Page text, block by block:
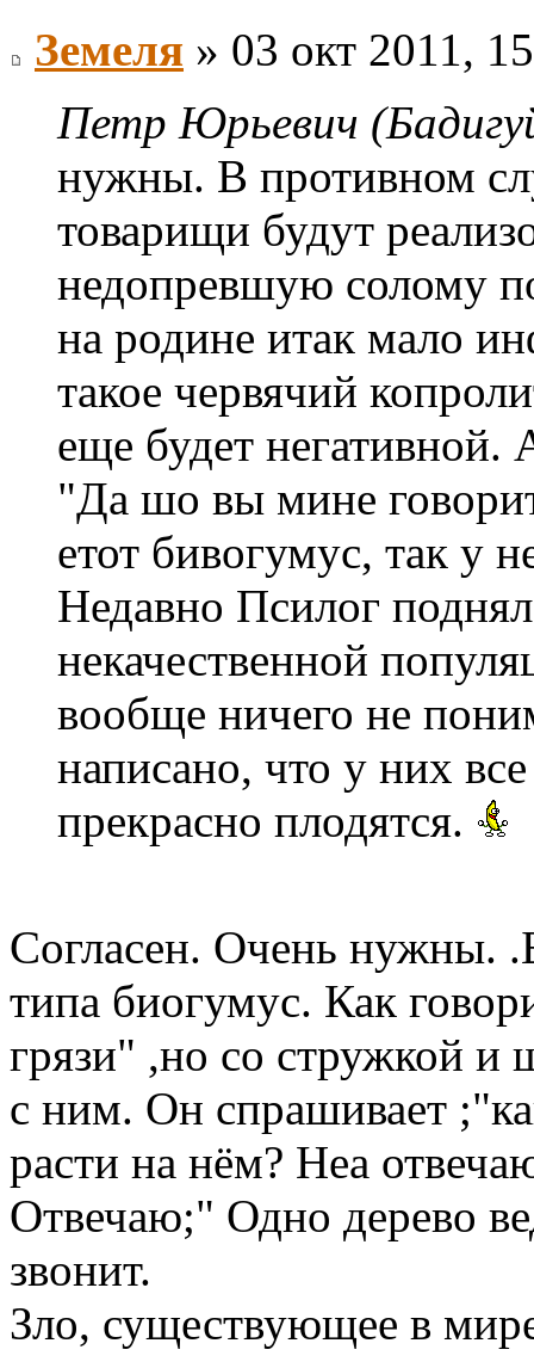
Земеля » 03 окт 2011,
Петр Юрьевич
нужны. В противном
товарищи будут
недопревшую солому
на родине итак мало
такое червячий
еще будет
"Да шо вы мине
етот бивогумус, так у
Недавно Псилог
некачественной
вообще ничего не
написано, что у них
прекрасно плодятся.
Согласен. Очень нужны.
типа биогумус. Как
грязи" ,но со стружкой и
с ним. Он спрашивает
расти на нём? Неа
Отвечаю;" Одно дерево
звонит.
Зло, существующее в